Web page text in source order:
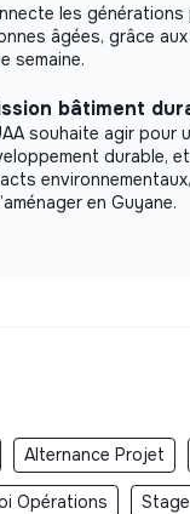
les générations
âgées, grâce
semaine.
bâtiment
souhaite agir pour
durable, et
en Guyane.
Alternance Projet
Opérations